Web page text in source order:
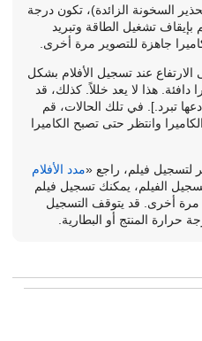
السخونة الزائدة)، تكون درجة
بإيقاف تشغيل الطاقة وتبريد
جاهزة للتصوير مرة أخرى.
الارتفاع عند تسجيل الأفلام بشكل
هذا لا يعد خللاً. كذلك، قد
تبرد.] . في تلك الحالات، قم
وانتظر حتى تصبح الكاميرا
لتسجيل فيلم، راجع «مدد الأفلام
الفيلم، يمكنك تسجيل فيلم
مرة أخرى. قد يتوقف التسجيل
حرارة المنتج أو البطارية.